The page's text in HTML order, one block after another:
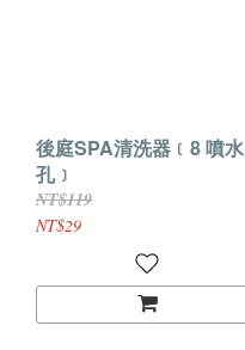
後庭SPA清洗器﹝8 噴水
孔﹞
NT$119
NT$29